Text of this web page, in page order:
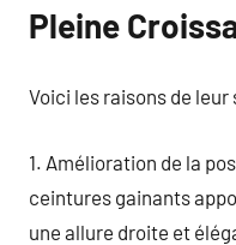
Pleine
Voici les raisons de leur
1. Amélioration de la
ceintures gainants
une allure droite et